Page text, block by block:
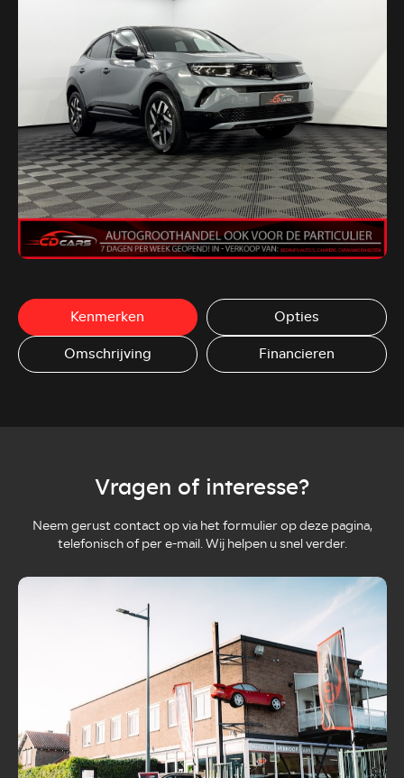
Kenmerken
Opties
Omschrijving
Financieren
Vragen of interesse?
Neem gerust contact op via het formulier op deze pagina,
telefonisch of per e-mail. Wij helpen u snel verder.